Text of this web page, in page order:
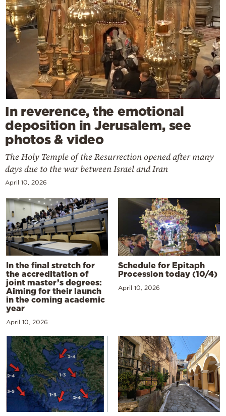
In reverence, the emotional
deposition in Jerusalem, see
photos & video
The Holy Temple of the Resurrection opened after many
days due to the war between Israel and Iran
April 10, 2026
In the final stretch for
the accreditation of
joint master’s degrees:
Aiming for their launch
in the coming academic
year
April 10, 2026
Schedule for Epitaph
Procession today (10/4)
April 10, 2026